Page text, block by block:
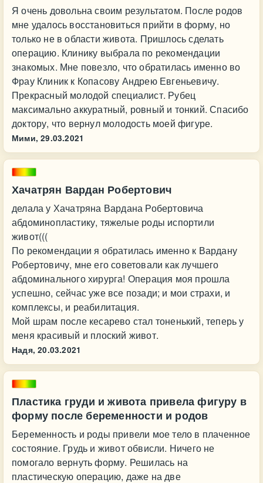
Я очень довольна своим результатом. После родов
мне удалось восстановиться прийти в форму, но
только не в области живота. Пришлось сделать
операцию. Клинику выбрала по рекомендации
знакомых. Мне повезло, что обратилась именно во
Фрау Клиник к Копасову Андрею Евгеньевичу.
Прекрасный молодой специалист. Рубец
максимально аккуратный, ровный и тонкий. Спасибо
доктору, что вернул молодость моей фигуре.
Мими, 29.03.2021
Хачатрян Вардан Робертович
делала у Хачатряна Вардана Робертовича
абдоминопластику, тяжелые роды испортили
живот(((
По рекомендации я обратилась именно к Вардану
Робертовичу, мне его советовали как лучшего
абдоминального хирурга! Операция моя прошла
успешно, сейчас уже все позади; и мои страхи, и
комплексы, и реабилитация.
Мой шрам после кесарево стал тоненький, теперь у
меня красивый и плоский живот.
Надя, 20.03.2021
Пластика груди и живота привела фигуру в
форму после беременности и родов
Беременность и роды привели мое тело в плаченное
состояние. Грудь и живот обвисли. Ничего не
помогало вернуть форму. Решилась на
пластическую операцию, даже на две